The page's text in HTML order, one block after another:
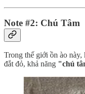
Note #2: Chú Tâm
Trong thế giới ồn ào
đắt đỏ, khả năng "chú